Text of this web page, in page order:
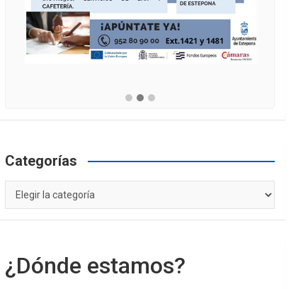
Categorías
Categorías
¿Dónde estamos?